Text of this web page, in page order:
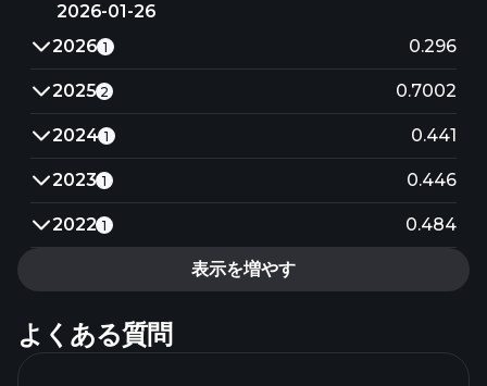
2026-01-26
2026 1 0.296
2025 2 0.7002
2024 1 0.441
2023 1 0.446
2022 1 0.484
表示を増やす
よくある質問